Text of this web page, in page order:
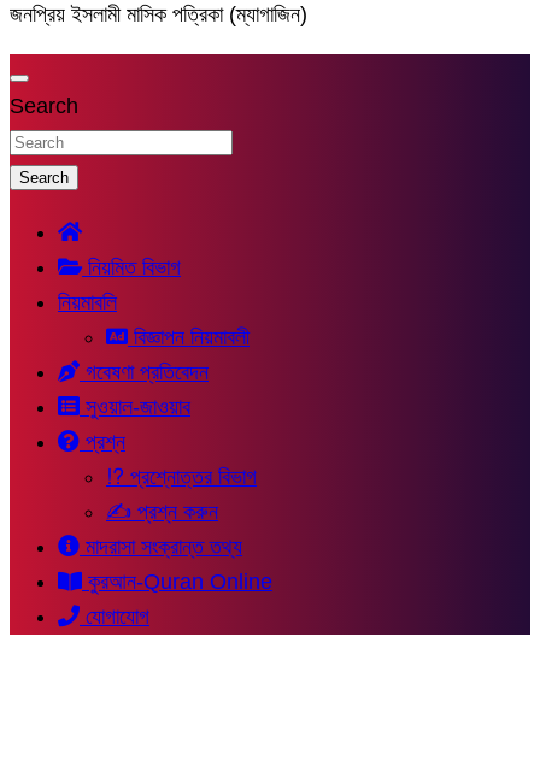
জনপ্রিয় ইসলামী মাসিক পত্রিকা (ম্যাগাজিন)
Search
Search
নিয়মিত বিভাগ
নিয়মাবলি
বিজ্ঞাপন নিয়মাবলী
গবেষণা প্রতিবেদন
সুওয়াল-জাওয়াব
প্রশ্ন
⁉ প্রশ্নোত্তর বিভাগ
✍ প্রশ্ন করুন
মাদরাসা সংক্রান্ত তথ্য
কুরআন-Quran Online
যোগাযোগ